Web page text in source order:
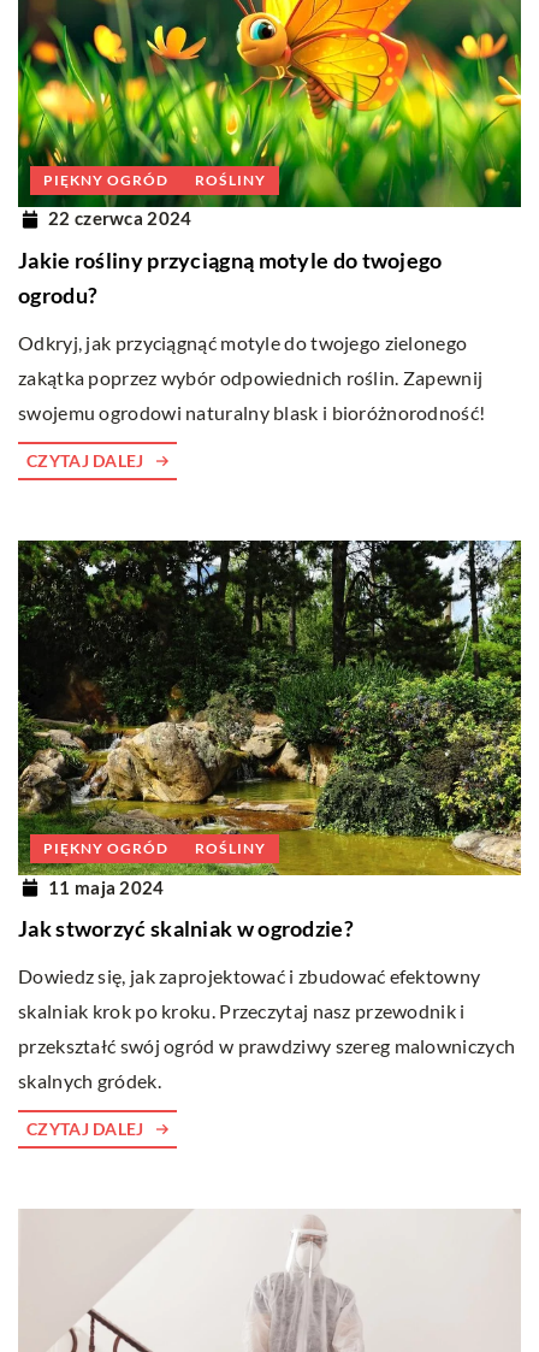
PIĘKNY OGRÓD ROŚLINY
22 czerwca 2024
Jakie rośliny przyciągną motyle do twojego
ogrodu?
Odkryj, jak przyciągnąć motyle do twojego zielonego
zakątka poprzez wybór odpowiednich roślin. Zapewnij
swojemu ogrodowi naturalny blask i bioróżnorodność!
CZYTAJ DALEJ
PIĘKNY OGRÓD ROŚLINY
11 maja 2024
Jak stworzyć skalniak w ogrodzie?
Dowiedz się, jak zaprojektować i zbudować efektowny
skalniak krok po kroku. Przeczytaj nasz przewodnik i
przekształć swój ogród w prawdziwy szereg malowniczych
skalnych gródek.
CZYTAJ DALEJ